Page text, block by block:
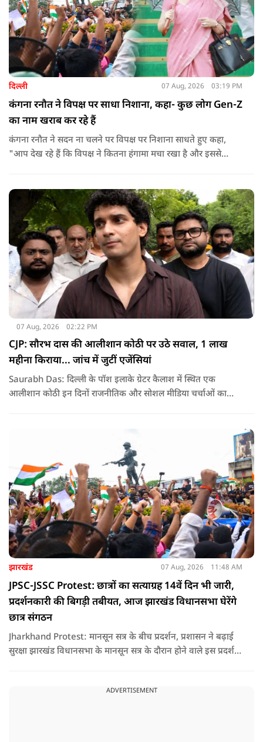
दिल्ली 07 Aug, 2026 03:19 PM
कंगना रनौत ने विपक्ष पर साधा निशाना, कहा- कुछ लोग Gen-Z
का नाम खराब कर रहे हैं
कंगना रनौत ने सदन ना चलने पर विपक्ष पर निशाना साधते हुए कहा,
"आप देख रहे हैं कि विपक्ष ने कितना हंगामा मचा रखा है और इससे
देश के सामने साफ हो रही है. और जब हारते हैं, तो रोना रोते हैं."
07 Aug, 2026 02:22 PM
CJP: सौरभ दास की आलीशान कोठी पर उठे सवाल, 1 लाख
महीना किराया... जांच में जुटीं एजेंसियां
Saurabh Das: दिल्ली के पॉश इलाके ग्रेटर कैलाश में स्थित एक
आलीशान कोठी इन दिनों राजनीतिक और सोशल मीडिया चर्चाओं का
झारखंड 07 Aug, 2026 11:48 AM
JPSC-JSSC Protest: छात्रों का सत्याग्रह 14वें दिन भी जारी,
प्रदर्शनकारी की बिगड़ी तबीयत, आज झारखंड विधानसभा घेरेंगे
छात्र संगठन
Jharkhand Protest: मानसून सत्र के बीच प्रदर्शन, प्रशासन ने बढ़ाई
सुरक्षा झारखंड विधानसभा के मानसून सत्र के दौरान होने वाले इस प्रदर्शन
जनाधिकार महासभा के आह्वान पर आयोजित किया जा रहा है.
ADVERTISEMENT